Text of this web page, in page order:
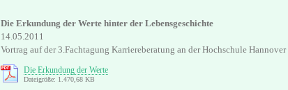
Die Erkundung der Werte hinter der Lebensgeschichte
14.05.2011
Vortrag auf der 3.Fachtagung Karriereberatung an der Hochschule Hannover
Die Erkundung der Werte
Dateigröße: 1.470,68 KB